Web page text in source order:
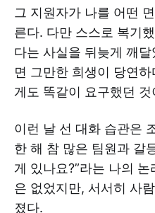
그 지원자가 나를 어떤
른다. 다만 스스로 복기
다는 사실을 뒤늦게 깨달
면 그만한 희생이 당연하
게도 똑같이 요구했던 것
이런 날 선 대화 습관은
한 해 참 많은 팀원과 갈
게 있나요?”라는 나의
은 없었지만, 서서히 사
졌다.